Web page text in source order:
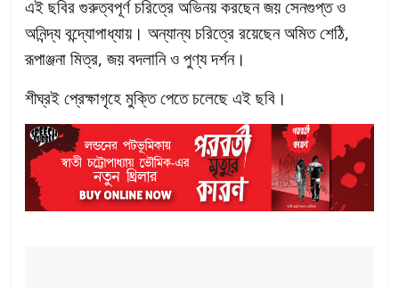
এই ছবির গুরুত্বপূর্ণ চরিত্রে অভিনয় করছেন জয় সেনগুপ্ত ও
অনিন্দ্য বন্দ্যোপাধ্যায়। অন্যান্য চরিত্রে রয়েছেন অমিত শেঠি,
রূপাঞ্জনা মিত্র, জয় বদলানি ও পুণ্য দর্শন।
শীঘ্রই প্রেক্ষাগৃহে মুক্তি পেতে চলেছে এই ছবি।